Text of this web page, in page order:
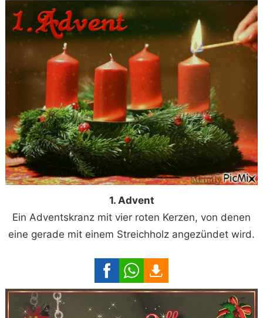
1. Advent
Ein Adventskranz mit vier roten Kerzen, von denen
eine gerade mit einem Streichholz angezündet wird.